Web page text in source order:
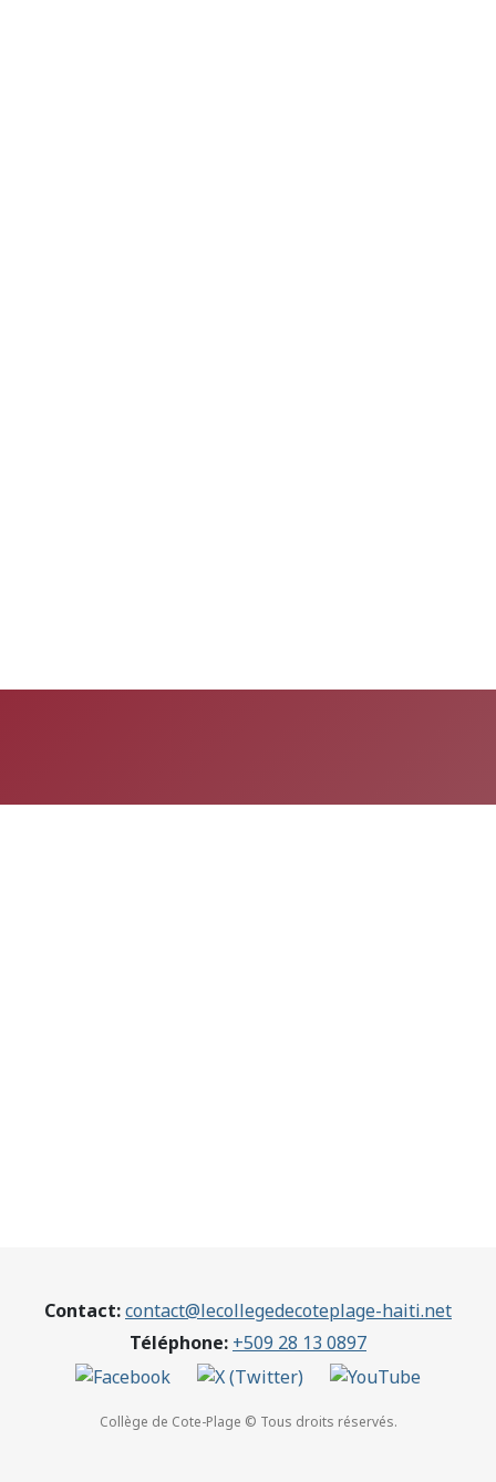
Contact:contact@lecollegedecoteplage-haiti.net
Téléphone: +509 28 13 0897
Collège de Cote-Plage © Tous droits réservés.